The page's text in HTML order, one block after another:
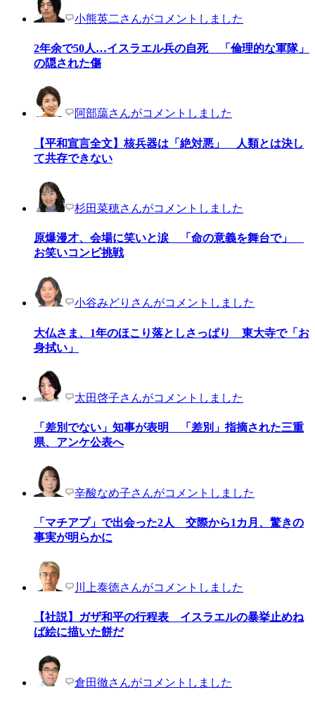
小熊英二さんがコメントしました
2年余で50人…イスラエル兵の自死 「倫理的な軍隊」
の隠された傷
阿部藹さんがコメントしました
【平和宣言全文】核兵器は「絶対悪」 人類とは決し
て共存できない
杉田菜穂さんがコメントしました
原爆漫才、会場に笑いと涙 「命の意義を舞台で」
お笑いコンビ挑戦
小谷みどりさんがコメントしました
大仏さま、1年のほこり落としさっぱり 東大寺で「お
身拭い」
太田啓子さんがコメントしました
「差別でない」知事が表明 「差別」指摘された三重
県、アンケ公表へ
辛酸なめ子さんがコメントしました
「マチアプ」で出会った2人 交際から1カ月、驚きの
事実が明らかに
川上泰徳さんがコメントしました
【社説】ガザ和平の行程表 イスラエルの暴挙止めね
ば絵に描いた餅だ
倉田徹さんがコメントしました